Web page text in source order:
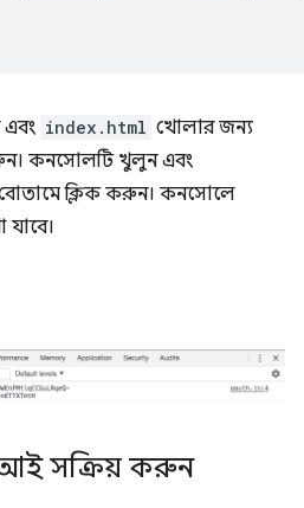
index.html খোলার জন্য
কনসোলটি খুলুন এবং
ক্লিক করুন। কনসোলে
সক্রিয় করুন